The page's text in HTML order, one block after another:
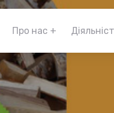
Про нас